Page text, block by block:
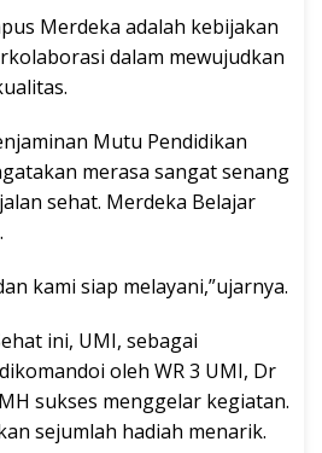
Merdeka adalah kebijakan
dalam mewujudkan
Mutu Pendidikan
merasa sangat senang
sehat. Merdeka Belajar
kami siap melayani,”ujarnya.
ini, UMI, sebagai
oleh WR 3 UMI, Dr
sukses menggelar kegiatan.
sejumlah hadiah menarik.